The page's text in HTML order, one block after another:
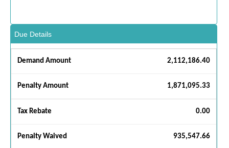
Due Details
Demand Amount 2,112,186.40
Penalty Amount 1,871,095.33
Tax Rebate 0.00
Penalty Waived 935,547.66